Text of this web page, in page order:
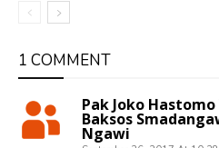
1 COMMENT
Pak Joko
Baksos
Ngawi